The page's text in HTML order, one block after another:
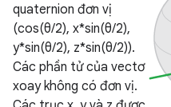
quaternion đơn vị
(cos(θ/2), x*sin(θ/2),
y*sin(θ/2), z*sin(θ/2)).
Các phần tử của vectơ
xoay không có đơn vị.